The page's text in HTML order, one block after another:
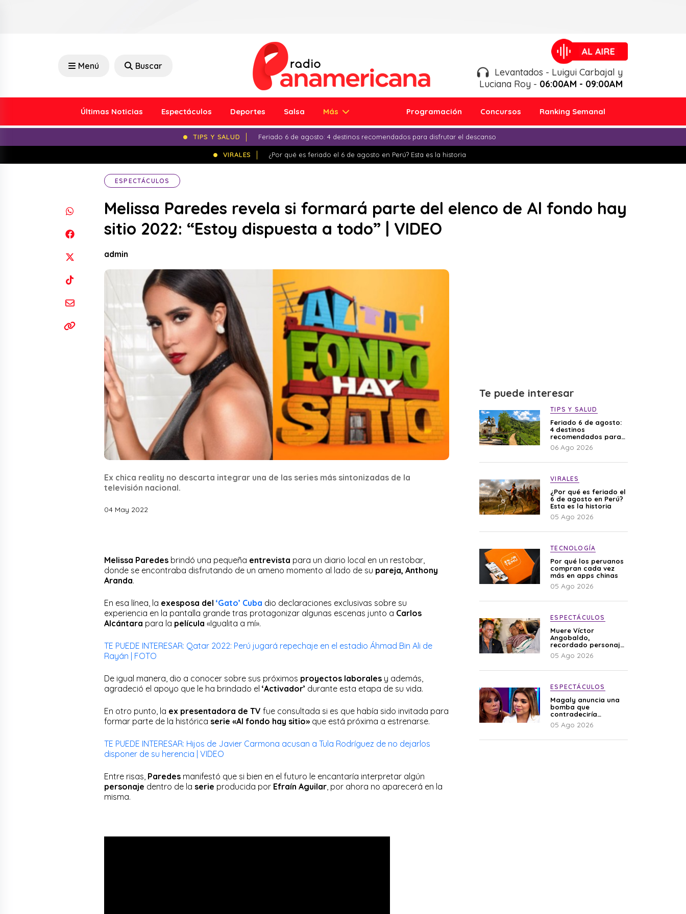
Menú Buscar
Levantados - Luigui Carbajal y
Luciana Roy - 06:00AM - 09:00AM
Últimas Noticias Espectáculos Deportes Salsa Más Programación Concursos Ranking Semanal
TIPS Y SALUD Feriado 6 de agosto: 4 destinos recomendados para disfrutar el descanso
VIRALES ¿Por qué es feriado el 6 de agosto en Perú? Esta es la historia
ESPECTÁCULOS
Melissa Paredes revela si formará parte del elenco de Al fondo hay
sitio 2022: “Estoy dispuesta a todo” | VIDEO
admin
Ex chica reality no descarta integrar una de las series más sintonizadas de la
televisión nacional.
04 May 2022
Melissa Paredes brindó una pequeña entrevista para un diario local en un restobar,
donde se encontraba disfrutando de un ameno momento al lado de su pareja, Anthony
Aranda.
En esa línea, la exesposa del ‘Gato’ Cuba dio declaraciones exclusivas sobre su
experiencia en la pantalla grande tras protagonizar algunas escenas junto a Carlos
Alcántara para la película «Igualita a mí».
TE PUEDE INTERESAR: Qatar 2022: Perú jugará repechaje en el estadio Áhmad Bin Ali de
Rayán | FOTO
De igual manera, dio a conocer sobre sus próximos proyectos laborales y además,
agradeció el apoyo que le ha brindado el ‘Activador’ durante esta etapa de su vida.
En otro punto, la ex presentadora de TV fue consultada si es que había sido invitada para
formar parte de la histórica serie «Al fondo hay sitio» que está próxima a estrenarse.
TE PUEDE INTERESAR: Hijos de Javier Carmona acusan a Tula Rodríguez de no dejarlos
disponer de su herencia | VIDEO
Entre risas, Paredes manifestó que si bien en el futuro le encantaría interpretar algún
personaje dentro de la serie producida por Efraín Aguilar , por ahora no aparecerá en la
misma.
Te puede interesar
TIPS Y SALUD
Feriado 6 de agosto:
4 destinos
recomendados para
disfrutar el descanso
06 Ago 2026
VIRALES
¿Por qué es feriado el
6 de agosto en Perú?
Esta es la historia
05 Ago 2026
TECNOLOGÍA
Por qué los peruanos
compran cada vez
más en apps chinas
05 Ago 2026
ESPECTÁCULOS
Muere Víctor
Angobaldo,
recordado personaje
de la farándula y
expareja de Shirley
05 Ago 2026
ESPECTÁCULOS
Magaly anuncia una
bomba que
contradeciría
comunicado de La
Bella Luz: “Hay un
05 Ago 2026